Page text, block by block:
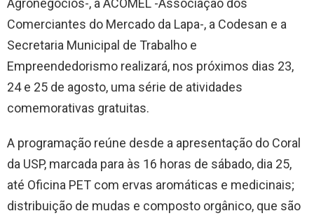
Agronegócios-, a ACOMEL -Associação dos
Comerciantes do Mercado da Lapa-, a Codesan e a
Secretaria Municipal de Trabalho e
Empreendedorismo realizará, nos próximos dias 23,
24 e 25 de agosto, uma série de atividades
comemorativas gratuitas.
A programação reúne desde a apresentação do Coral
da USP, marcada para às 16 horas de sábado, dia 25,
até Oficina PET com ervas aromáticas e medicinais;
distribuição de mudas e composto orgânico, que são